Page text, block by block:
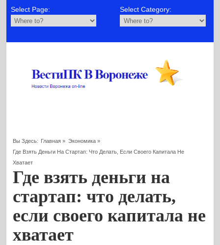
Select Page: Select Category:
Вы Здесь: Главная » Экономика»
Где Взять Деньги На Стартап: Что Делать, Если Своего Капитала Не
Хватает
Где взять деньги на
стартап: что делать,
если своего капитала не
хватает